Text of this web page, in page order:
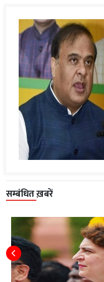
सम्बंधित ख़बरें